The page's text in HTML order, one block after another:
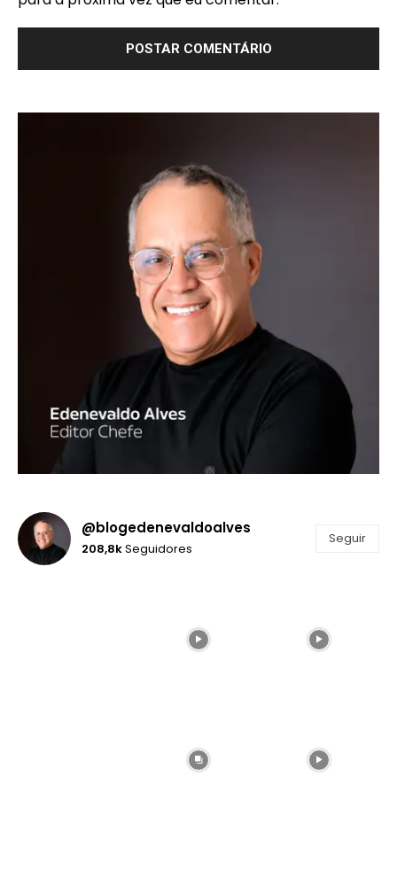
@blogedenevaldoalves
208,8kSeguidores
Seguir